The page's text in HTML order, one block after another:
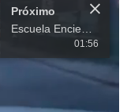
Próximo
01:56